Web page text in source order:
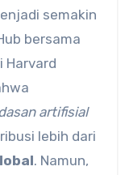
semakin
bersama
Harvard
artifisial
lebih dari
. Namun,